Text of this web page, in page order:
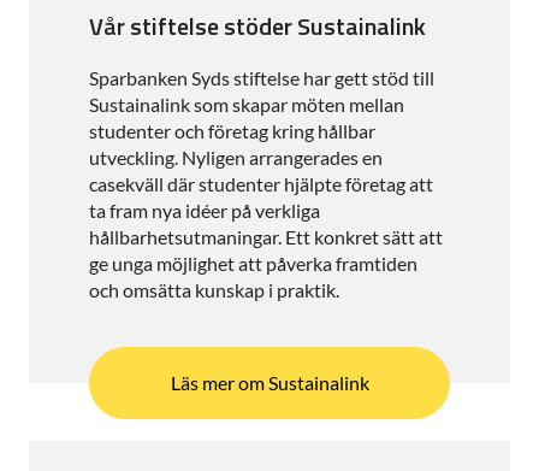
Vår stiftelse stöder Sustainalink
Sparbanken Syds stiftelse har gett stöd till
Sustainalink som skapar möten mellan
studenter och företag kring hållbar
utveckling. Nyligen arrangerades en
casekväll där studenter hjälpte företag att
ta fram nya idéer på verkliga
hållbarhetsutmaningar. Ett konkret sätt att
ge unga möjlighet att påverka framtiden
och omsätta kunskap i praktik.
Läs mer om Sustainalink